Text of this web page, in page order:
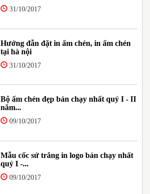
31/10/2017
Hướng đẫn đặt in ấm chén, in ấm chén
tại hà nội
31/10/2017
Bộ ấm chén đẹp bán chạy nhất quý I - II
năm...
09/10/2017
Mẫu cốc sứ trắng in logo bán chạy nhất
quý I -...
09/10/2017